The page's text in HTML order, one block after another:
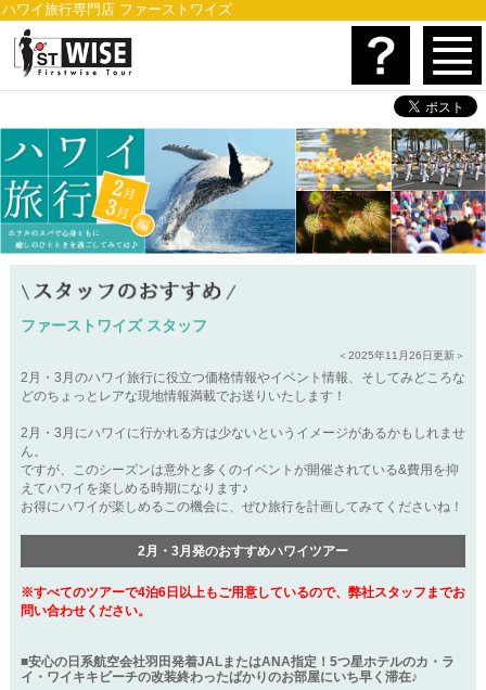
ハワイ旅行専門店 ファーストワイズ
ファーストワイズ スタッフ
＜2025年11月26日更新＞
2月・3月のハワイ旅行に役立つ価格情報やイベント情報、そしてみどころな
どのちょっとレアな現地情報満載でお送りいたします！
2月・3月にハワイに行かれる方は少ないというイメージがあるかもしれませ
ん。
ですが、このシーズンは意外と多くのイベントが開催されている&費用を抑
えてハワイを楽しめる時期になります♪
お得にハワイが楽しめるこの機会に、ぜひ旅行を計画してみてくださいね！
2月・3月発のおすすめハワイツアー
※すべてのツアーで4泊6日以上もご用意しているので、弊社スタッフまでお
問い合わせください。
■安心の日系航空会社羽田発着JALまたはANA指定！5つ星ホテルのカ・ラ
イ・ワイキキビーチの改装終わったばかりのお部屋にいち早く滞在♪